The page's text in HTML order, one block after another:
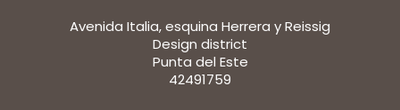
Avenida Italia, esquina Herrera y Reissig
Design district
Punta del Este
42491759